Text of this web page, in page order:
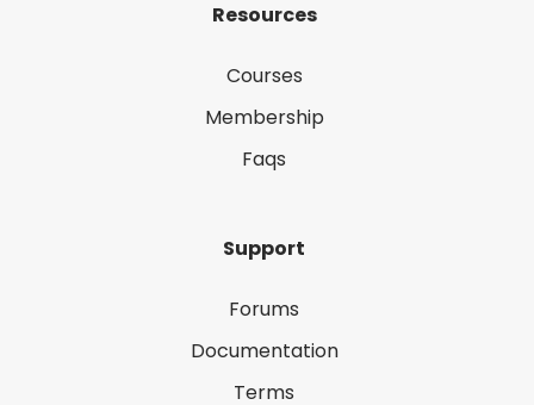
Resources
Courses
Membership
Faqs
Support
Forums
Documentation
Terms